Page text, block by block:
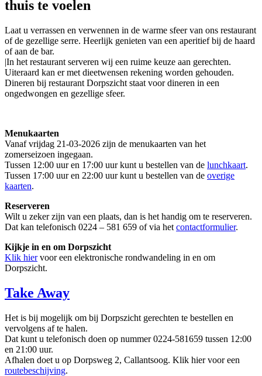
thuis te voelen
Laat u verrassen en verwennen in de warme sfeer van ons restaurant
of de gezellige serre. Heerlijk genieten van een aperitief bij de haard
of aan de bar.
|In het restaurant serveren wij een ruime keuze aan gerechten.
Uiteraard kan er met dieetwensen rekening worden gehouden.
Dineren bij restaurant Dorpszicht staat voor dineren in een
ongedwongen en gezellige sfeer.
Menukaarten
Vanaf vrijdag 21-03-2026 zijn de menukaarten van het
zomerseizoen ingegaan.
Tussen 12:00 uur en 17:00 uur kunt u bestellen van de lunchkaart.
Tussen 17:00 uur en 22:00 uur kunt u bestellen van de overige
kaarten.
Reserveren
Wilt u zeker zijn van een plaats, dan is het handig om te reserveren.
Dat kan telefonisch 0224 – 581 659 of via het contactformulier.
Kijkje in en om Dorpszicht
Klik hiervoor een elektronische rondwandeling in en om
Dorpszicht.
Take Away
Het is bij mogelijk om bij Dorpszicht gerechten te bestellen en
vervolgens af te halen.
Dat kunt u telefonisch doen op nummer 0224-581659 tussen 12:00
en 21:00 uur.
Afhalen doet u op Dorpsweg 2, Callantsoog. Klik hier voor een
routebeschijving.